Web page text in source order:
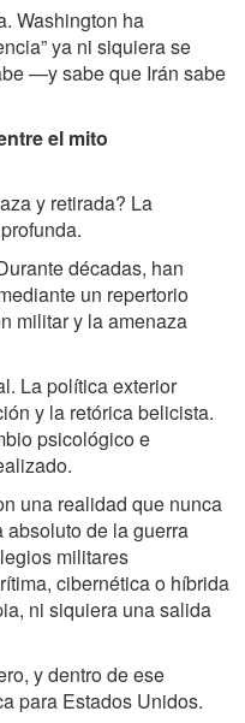
Washington ha
ya ni siquiera se
—y sabe que Irán sabe
el mito
y retirada? La
décadas, han
un repertorio
militar y la amenaza
La política exterior
y la retórica belicista.
psicológico e
una realidad que nunca
de la guerra
militares
cibernética o híbrida
ni siquiera una salida
y dentro de ese
para Estados Unidos.